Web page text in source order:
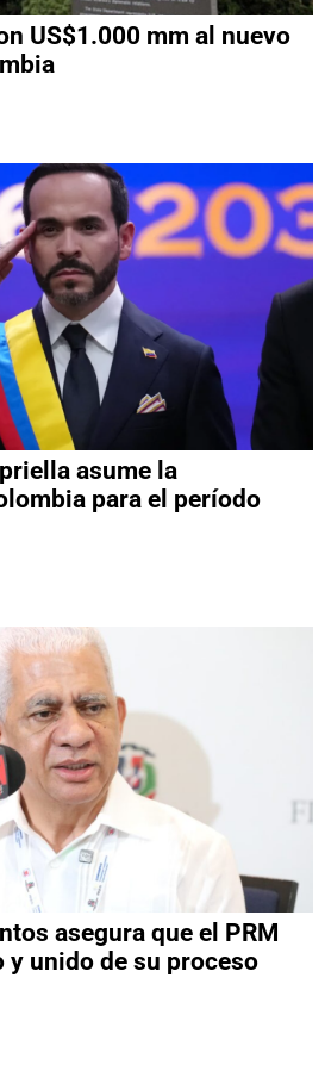
US$1.000 mm al nuevo
asume la
para el período
asegura que el PRM
unido de su proceso